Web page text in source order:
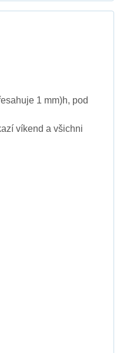
1 mm)h, pod
víkend a všichni